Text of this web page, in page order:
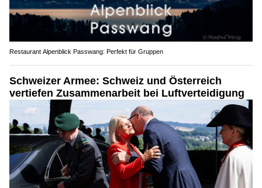
Restaurant Alpenblick Passwang: Perfekt für Gruppen
Schweizer Armee: Schweiz und Österreich
vertiefen Zusammenarbeit bei Luftverteidigung